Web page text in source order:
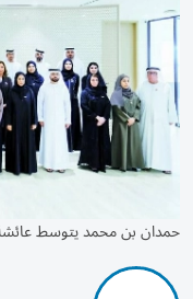
حمدان بن محمد يتوسط عائشة